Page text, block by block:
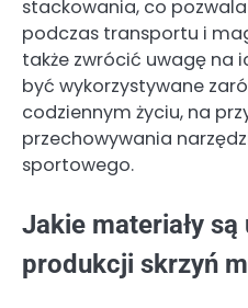
stackowania, co
podczas transportu i
także zwrócić uwagę na
być wykorzystywane
codziennym życiu, na
przechowywania
sportowego.
Jakie materiały są
produkcji skrzyń